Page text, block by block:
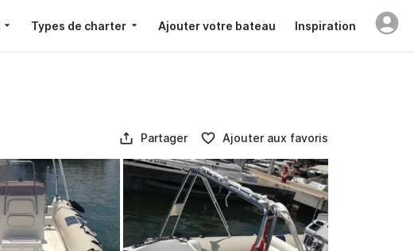
Types de charter Ajouter votre bateau Inspiration
Partager Ajouter aux favoris